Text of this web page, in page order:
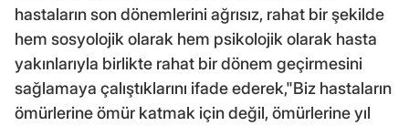
hastaların son dönemlerini ağrısız, rahat bir şekilde
hem sosyolojik olarak hem psikolojik olarak hasta
yakınlarıyla birlikte rahat bir dönem geçirmesini
sağlamaya çalıştıklarını ifade ederek,"Biz hastaların
ömürlerine ömür katmak için değil, ömürlerine yıl